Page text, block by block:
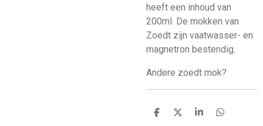
heeft een inhoud van
200ml. De mokken van
Zoedt zijn vaatwasser- en
magnetron bestendig.
Andere zoedt mok?
D
D
S
D